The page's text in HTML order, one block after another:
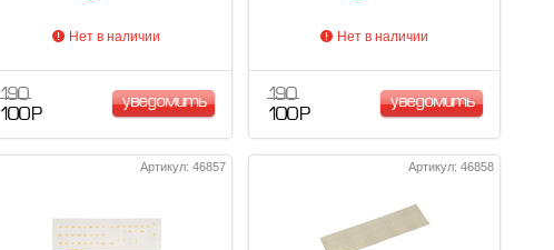
Нет в наличии
190
100 Р
уведомить
Нет в наличии
190
100 Р
уведомить
Артикул: 46857 Артикул: 46858